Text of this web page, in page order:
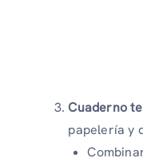
Cuaderno
papelería y